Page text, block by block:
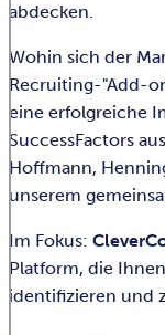
abdecken.
Wohin sich der
Recruiting-"Add-
eine erfolgreiche
SuccessFactors
Hoffmann,
unserem
Im Fokus:
Platform, die
identifizieren und